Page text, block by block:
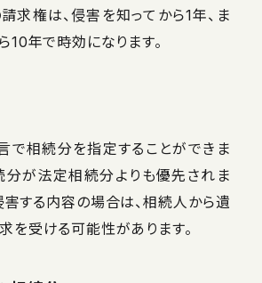
求権は、侵害を知ってから1年、ま
10年で時効になります。
で相続分を指定することができま
分が法定相続分よりも優先されま
害する内容の場合は、相続人から遺
を受ける可能性があります。